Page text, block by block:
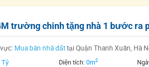
trường chinh tặng nhà 1 bước ra
Mua bán nhà đấttại Quận Thanh Xuân, Hà
Tỷ Diện tích:0m2